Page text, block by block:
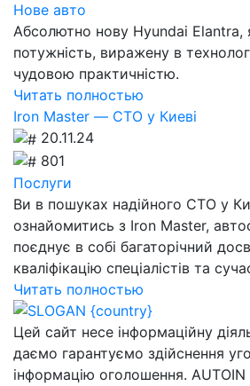
Нове авто
Абсолютно нову Hyundai Elantra,
потужність, виражену в
чудовою практичністю.
Читать полностью
Iron Master — СТО у Киеві
20.11.24
801
Послуги
Ви в пошуках надійного СТО у
ознайомитись з Iron Master,
поєднує в собі багаторічний
кваліфікацію спеціалістів та
Читать полностью
Цей сайт несе інформаційну
даємо гарантуємо здійснення
інформацію оголошення.